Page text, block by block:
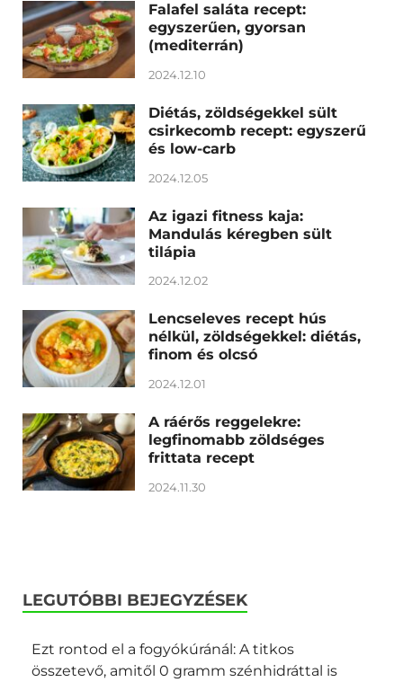
Falafel saláta recept:
egyszerűen, gyorsan
(mediterrán)
2024.12.10
Diétás, zöldségekkel sült
csirkecomb recept: egyszerű
és low-carb
2024.12.05
Az igazi fitness kaja:
Mandulás kéregben sült
tilápia
2024.12.02
Lencseleves recept hús
nélkül, zöldségekkel: diétás,
finom és olcsó
2024.12.01
A ráérős reggelekre:
legfinomabb zöldséges
frittata recept
2024.11.30
LEGUTÓBBI BEJEGYZÉSEK
Ezt rontod el a fogyókúránál: A titkos
összetevő, amitől 0 gramm szénhidráttal is